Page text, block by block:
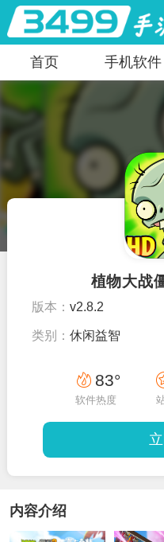
首页 手机软件
植物大战
版本：v2.8.2
类别：休闲益智
83°
软件热度
内容介绍